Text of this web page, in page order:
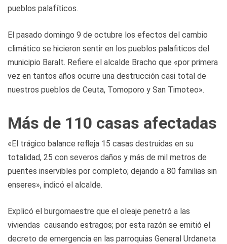
pueblos palafíticos.
El pasado domingo 9 de octubre los efectos del cambio
climático se hicieron sentir en los pueblos palafiticos del
municipio Baralt. Refiere el alcalde Bracho que «por primera
vez en tantos años ocurre una destrucción casi total de
nuestros pueblos de Ceuta, Tomoporo y San Timoteo».
Más de 110 casas afectadas
«El trágico balance refleja 15 casas destruidas en su
totalidad, 25 con severos daños y más de mil metros de
puentes inservibles por completo; dejando a 80 familias sin
enseres», indicó el alcalde.
Explicó el burgomaestre que el oleaje penetró a las
viviendas causando estragos; por esta razón se emitió el
decreto de emergencia en las parroquias General Urdaneta